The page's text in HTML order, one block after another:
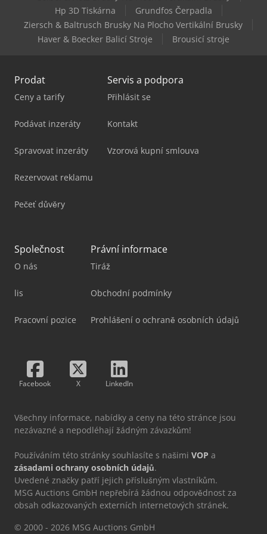
Still Rx 50-10/CHp 3D Tiskárna
Grundfos Čerpadla
Ziersch & Baltrusch Brusky Na Plocho Vertikální Brusky
Haver & Boecker Balicí Stroje
Brousicí stroje
Prodat
Ceny a tarify
Podávat inzeráty
Spravovat inzeráty
Rezervovat reklamu
Pečeť důvěry
Servis a podpora
Přihlásit se
Kontakt
Vzorová kupní smlouva
Společnost
O nás
lis
Pracovní pozice
Právní informace
Tiráž
Obchodní podmínky
Prohlášení o ochraně osobních údajů
Facebook X LinkedIn
Všechny informace, nabídky a ceny na této stránce jsou
nezávazné a nepodléhají žádným závazkům!
Používáním této stránky souhlasíte s našimi VOP a
zásadami ochrany osobních údajů.
Uvedené značky patří jejich příslušným vlastníkům.
MSG Auctions GmbH nepřebírá žádnou odpovědnost za
obsah odkazovaných externích internetových stránek.
© 2000 - 2026 MSG Auctions GmbH